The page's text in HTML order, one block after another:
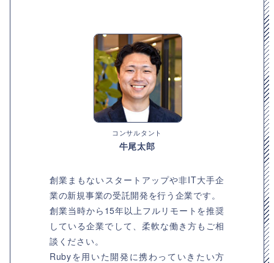
コンサルタント
牛尾太郎
創業まもないスタートアップや非IT大手企
業の新規事業の受託開発を行う企業です。
創業当時から15年以上フルリモートを推奨
している企業でして、柔軟な働き方もご相
談ください。
Rubyを用いた開発に携わっていきたい方